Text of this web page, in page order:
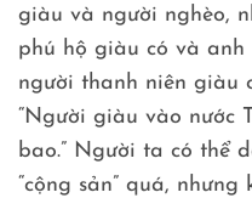
giàu và người nghèo,
phú hộ giàu có và anh
người thanh niên giàu
“Người giàu vào nước
bao.” Người ta có thể
“cộng sản” quá,